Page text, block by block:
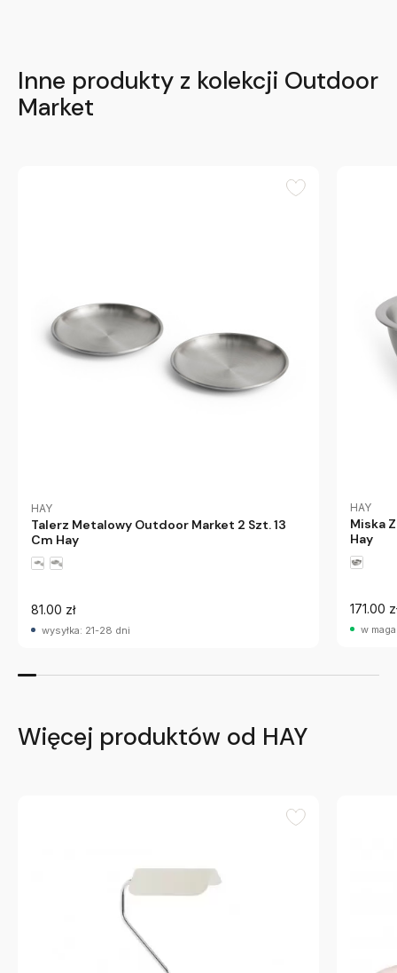
Inne produkty z kolekcji Outdoor
Market
HAY
Talerz Metalowy Outdoor Market 2 Szt. 13
Cm Hay
81.00 zł
wysyłka: 21-28 dni
HAY
Miska
Hay
171.00
w
Więcej produktów od HAY